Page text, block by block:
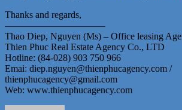
Thanks and regards,
——————————–
Thao Diep, Nguyen (Ms) – Office leasing
Thien Phuc Real Estate Agency Co., LTD
Hotline: (84-028) 903 750 966
Emai: diep.nguyen@thienphucagency.com /
thienphucagency@gmail.com
Web: www.thienphucagency.com